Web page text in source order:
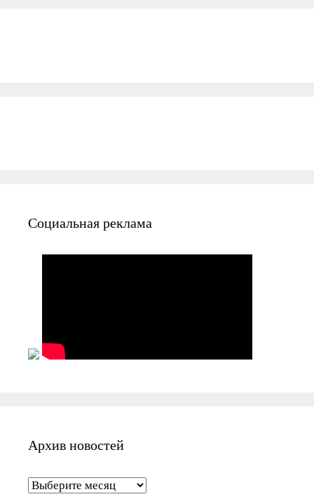
Социальная реклама
Архив новостей
Архив новостей